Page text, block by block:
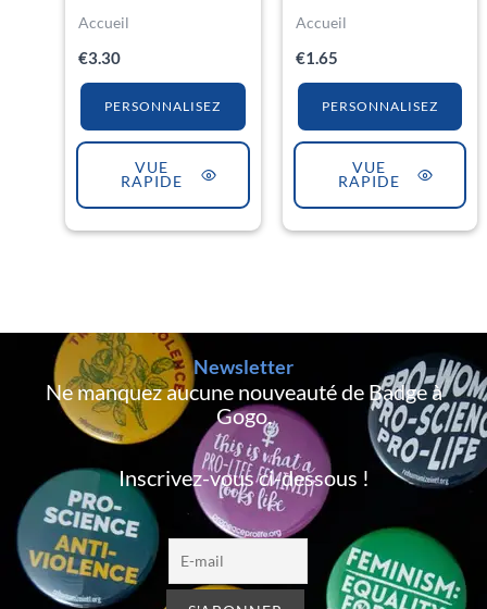
Accueil
€3.30
PERSONNALISEZ
VUE
RAPIDE
Accueil
€1.65
PERSONNALISEZ
VUE
RAPIDE
Newsletter
Ne manquez aucune nouveauté de Badge à
Gogo,
Inscrivez-vous ci-dessous !